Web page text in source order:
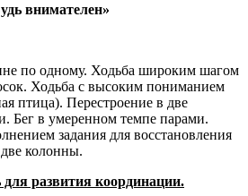
внимателен»
по одному. Ходьба широким шагом
Ходьба с высоким пониманием
птица). Перестроение в две
Бег в умеренном темпе парами.
задания для восстановления
колонны.
развития координации.